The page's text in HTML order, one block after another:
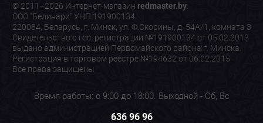
© 2011–2026 Интернет-магазин redmaster.by.
ООО "Белинари" УНП 191900134
220084, Беларусь, г. Минск, ул. Ф.Скорины, д. 54А/1, комната 3
Свидетельство о гос. регистрации №191900134 от 05.02.2013
выдано администрацией Первомайского района г. Минска.
Регистрация в торговом реестре №194632 от 06.02.2015
Все права защищены
Время работы: с 9:00 до 18:00. Выходной - Сб, Вс
636 96 96